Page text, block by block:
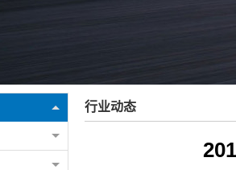
行业动态